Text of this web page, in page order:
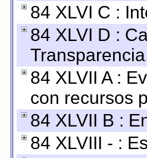
84 XLVI C :
84 XLVI D :
84 XLVII A :
con recursos
84 XLVII B :
84 XLVIII - :